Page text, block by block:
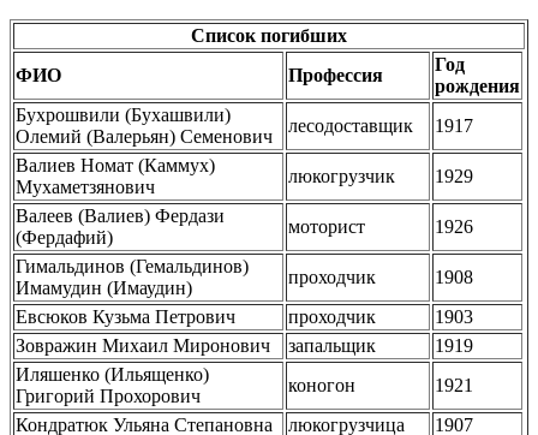
Список погибших
ФИО
Профессия
Год
рождения
Бухрошвили (Бухашвили)
Олемий (Валерьян) Семенович
лесодоставщик
1917
Валиев Номат (Каммух)
Мухаметзянович
люкогрузчик
1929
Валеев (Валиев) Фердази
(Фердафий)
моторист
1926
Гимальдинов (Гемальдинов)
Имамудин (Имаудин)
проходчик
1908
Евсюков Кузьма Петрович
проходчик
1903
Зовражин Михаил Миронович
запальщик
1919
Иляшенко (Ильященко)
Григорий Прохорович
коногон
1921
Кондратюк Ульяна Степановна
люкогрузчица
1907